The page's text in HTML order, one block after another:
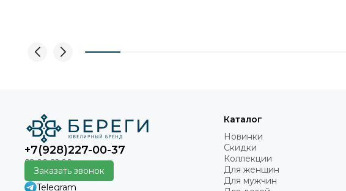
+7(928)227-00-37
Заказать звонок
Telegram
Каталог
Новинки
Скидки
Коллекции
Для женщин
Для мужчин